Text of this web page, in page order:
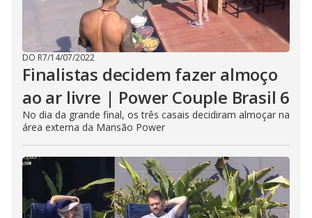
DO R7/14/07/2022
Finalistas decidem fazer almoço
ao ar livre | Power Couple Brasil 6
No dia da grande final, os três casais decidiram almoçar na
área externa da Mansão Power